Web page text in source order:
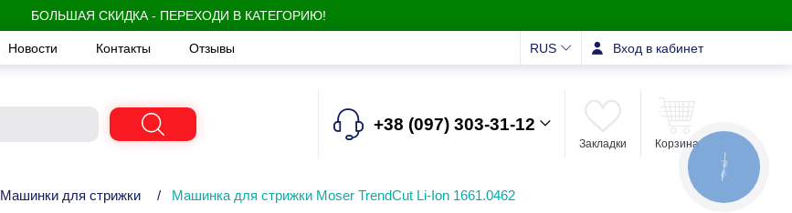
БОЛЬШАЯ СКИДКА - ПЕРЕХОДИ В КАТЕГОРИЮ!
Новости Контакты Отзывы RUS Вход в кабинет
+38 (097) 303-31-12
Закладки Корзина
Машинки для стрижки / Машинка для стрижки Moser TrendCut Li-Ion 1661.0462
КНОПКА
ЗВ'ЯЗКУ